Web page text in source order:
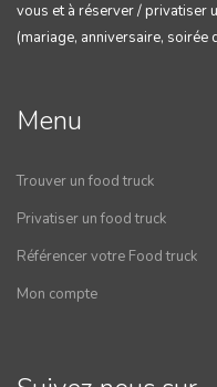
vous et à réserver / privatiser
(mariage, anniversaire, soirée
Menu
Trouver un food truck
Privatiser un food truck
Référencer votre Food truck
Mon compte